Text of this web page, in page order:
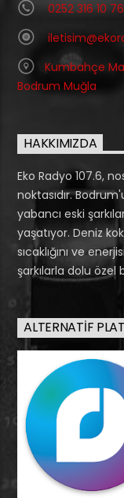
0252 316 10
Kumbahçe
Bodrum Muğla
HAKKIMIZDA
Eko Radyo 107.6,
noktasıdır.
yabancı eski
yaşatıyor. Deniz
sıcaklığını ve
şarkılarla dolu
ALTERNATIF